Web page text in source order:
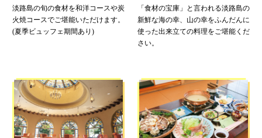
淡路島の旬の食材を和洋コースや炭
火焼コースでご堪能いただけます。
(夏季ビュッフェ期間あり)
「食材の宝庫」と言われる淡路島の
新鮮な海の幸、山の幸をふんだんに
使った出来立ての料理をご堪能くだ
さい。